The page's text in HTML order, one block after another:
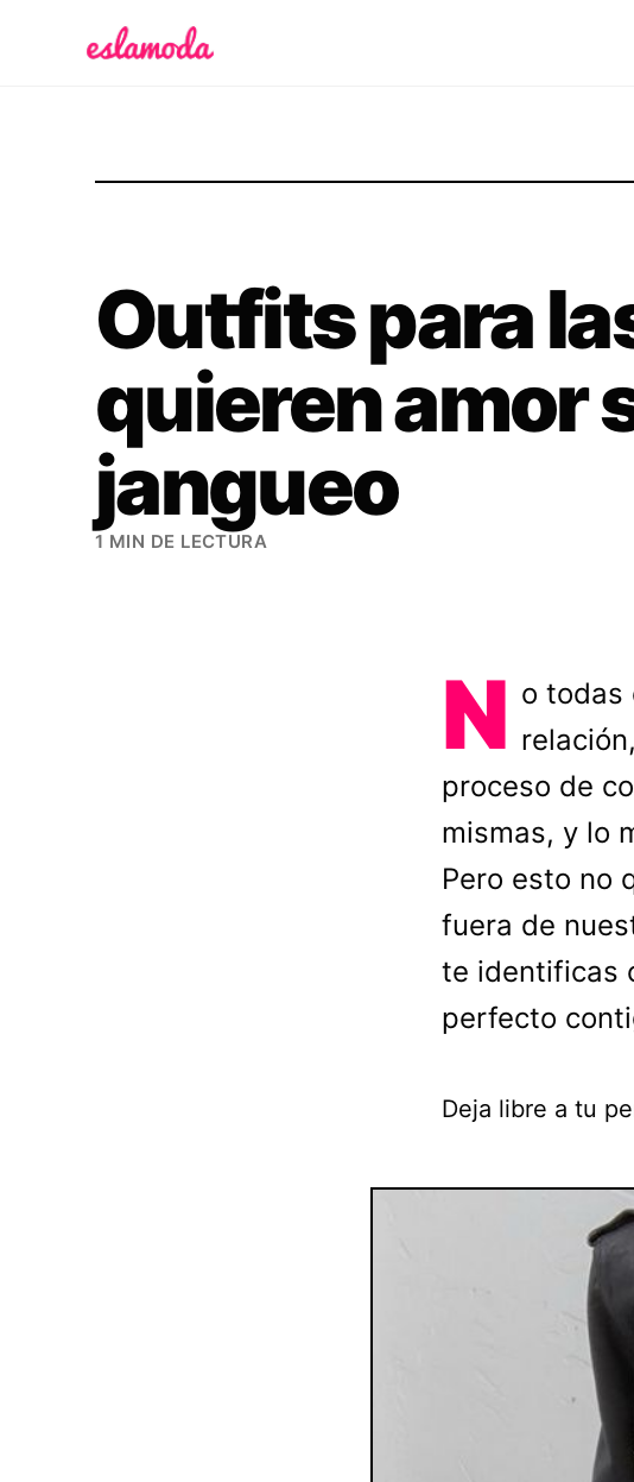
Outfits para
quieren amor
jangueo
1 MIN DE LECTURA
N o todas
proceso de
mismas, y lo
Pero esto no
fuera de
te identificas
perfecto
Deja libre a tu